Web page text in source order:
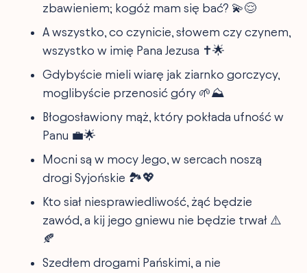
zbawieniem; kogóż mam się bać? 💫😌
A wszystko, co czynicie, słowem czy czynem,
wszystko w imię Pana Jezusa ✝️🌟
Gdybyście mieli wiarę jak ziarnko gorczycy,
moglibyście przenosić góry 🌱⛰️
Błogosławiony mąż, który pokłada ufność w
Panu 💼🌟
Mocni są w mocy Jego, w sercach noszą
drogi Syjońskie 🏞️💖
Kto siał niesprawiedliwość, żąć będzie
zawód, a kij jego gniewu nie będzie trwał ⚠️
🍂
Szedłem drogami Pańskimi, a nie